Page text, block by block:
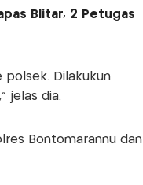
Blitar, 2 Petugas
polsek. Dilakukun
jelas dia.
Bontomarannu dan